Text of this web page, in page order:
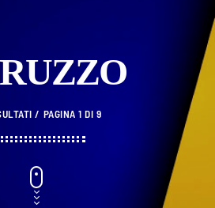
2026
/ PAGINA 1 DI 9